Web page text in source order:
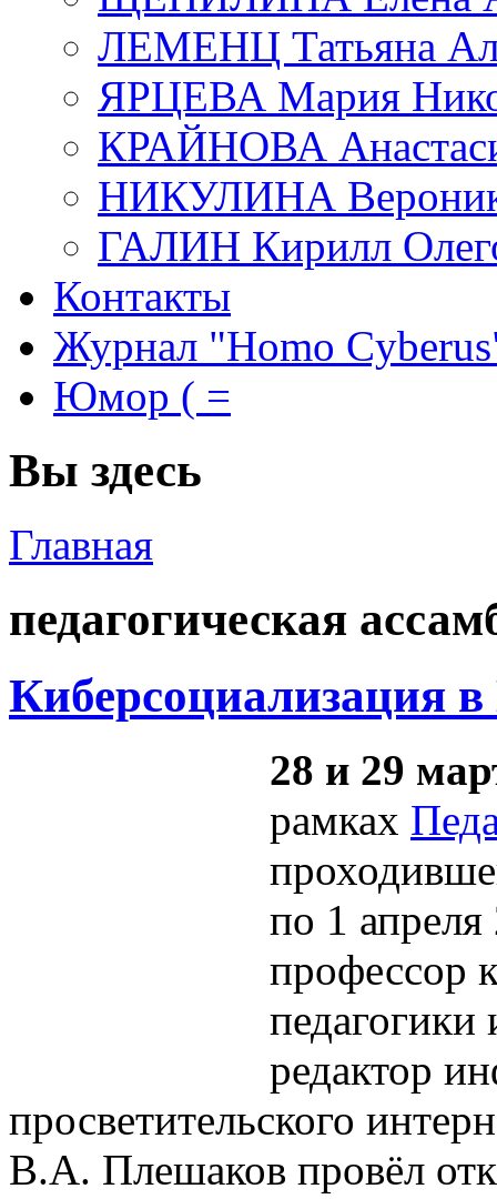
ЛЕМЕНЦ Татьяна
ЯРЦЕВА Мария
КРАЙНОВА
НИКУЛИНА
ГАЛИН Кирилл
Контакты
Журнал "Homo
Юмор ( =
Вы здесь
Главная
педагогическая
Киберсоциализация в
28 и 29
рамках
по 1
профессор
редактор
просветительского
В.А. Плешаков провёл